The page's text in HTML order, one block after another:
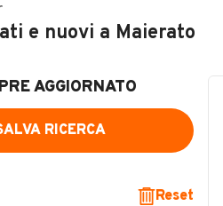
e nuovi a Maierato
AGGIORNATO
RICERCA
Reset